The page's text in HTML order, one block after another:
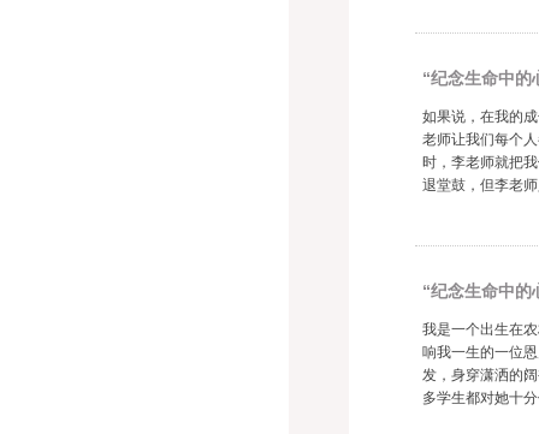
“纪念生命中的
如果说，在我的
老师让我们每个
时，李老师就把
退堂鼓，但李老
“纪念生命中
我是一个出生在
响我一生的一位
发，身穿潇洒的
多学生都对她十